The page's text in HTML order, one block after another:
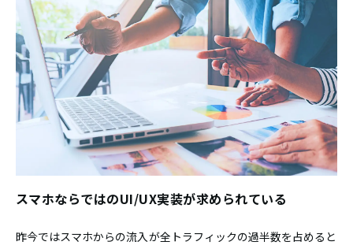
スマホならではのUI/UX実装が求められている
昨今ではスマホからの流入が全トラフィックの過半数を占めると